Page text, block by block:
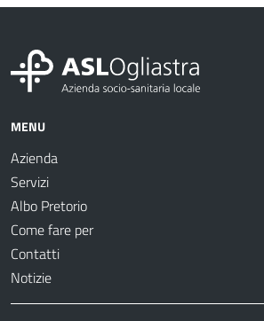
MENU
Azienda
Servizi
Albo Pretorio
Come fare per
Contatti
Notizie